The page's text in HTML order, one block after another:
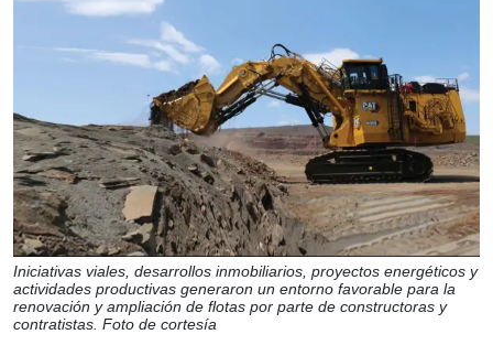
Iniciativas viales, desarrollos inmobiliarios, proyectos energéticos y
actividades productivas generaron un entorno favorable para la
renovación y ampliación de flotas por parte de constructoras y
contratistas. Foto de cortesía